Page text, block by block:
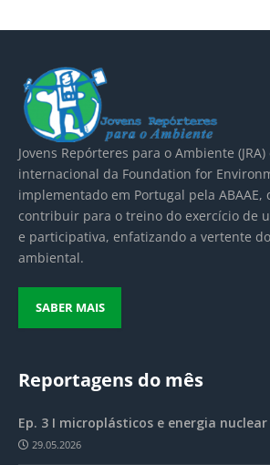
Jovens Repórteres para o Ambiente (JRA)
internacional da Foundation for
implementado em Portugal pela ABAAE,
contribuir para o treino do exercício de
e participativa, enfatizando a vertente
ambiental.
SABER MAIS
Reportagens do mês
Ep. 3 I microplásticos e energia
29.05.2026